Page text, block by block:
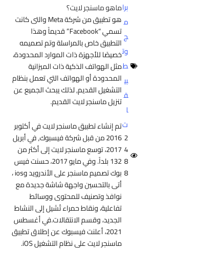
برا
ج
وت
ط
ق
ت
8
ماهو ماسنجر لايت؟
هو تطبيق من شركة Meta والتى كانت
تسمي “Facebook” قديماً وهذا
التطبيق خاص بالمراسلة وتم تصميمه
خصيصًا للأجهزة ذات الموارد المحدودة،
مثل الهواتف الذكية ذات الميزانية
المحدودة أو الهواتف التي تعمل بنظام
التشغيل القديم, لذلك يبحث الجميع عن
تنزيل ماسنجر لايت القديم.
تم إنشاء تطبيق ماسنجر لايت في أكتوبر
2016 من قبل شركة فيسبوك, في أبريل
2017، توسع ماسنجر لايت إلى أكثر من
132 بلداً. وفي
مايو 2017 ،حسنت فيس
بوك تصميم ماسنجر على الأندرويد وios ،
أتى بالتحسين واجهة شاشة جديدة مع
نوافذ وتصنيف للمحتوى ووسائط
تفاعلية، ونقاط حمراء تُشيل إلى النشاط
الجديد، وقسم الانتقالات.في أغسطس
2021، أعلنت فيسبوك عن إطلاق تطبيق
ماسنجر لايت على نظام التشغيل iOS.